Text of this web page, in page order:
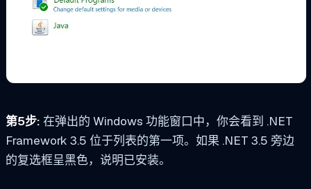
第5步: 在弹出的 Windows 功能窗口中，你会看到 .NET
Framework 3.5 位于列表的第一项。如果 .NET 3.5 旁边
的复选框呈黑色，说明已安装。